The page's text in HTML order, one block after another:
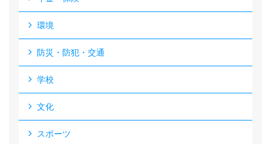
環境
防災・防犯・交通
学校
文化
スポーツ